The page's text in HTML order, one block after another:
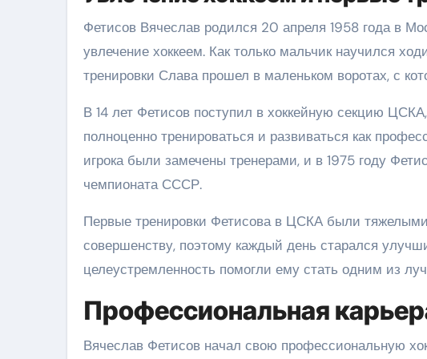
Фетисов Вячеслав родился 20 апреля 1958 года в
увлечение хоккеем. Как только мальчик научился
тренировки Слава прошел в маленьком воротах, с
В 14 лет Фетисов поступил в хоккейную секцию
полноценно тренироваться и развиваться как
игрока были замечены тренерами, и в 1975 году
чемпионата СССР.
Первые тренировки Фетисова в ЦСКА были
совершенству, поэтому каждый день старался
целеустремленность помогли ему стать одним из
Профессиональная
Вячеслав Фетисов начал свою профессиональную